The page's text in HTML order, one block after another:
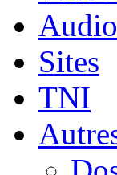
Sites
TNI